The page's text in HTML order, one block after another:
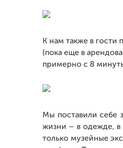
К нам также в гости
(пока еще в
примерно с 8
Мы поставили себе
жизни – в одежде, в
только музейные